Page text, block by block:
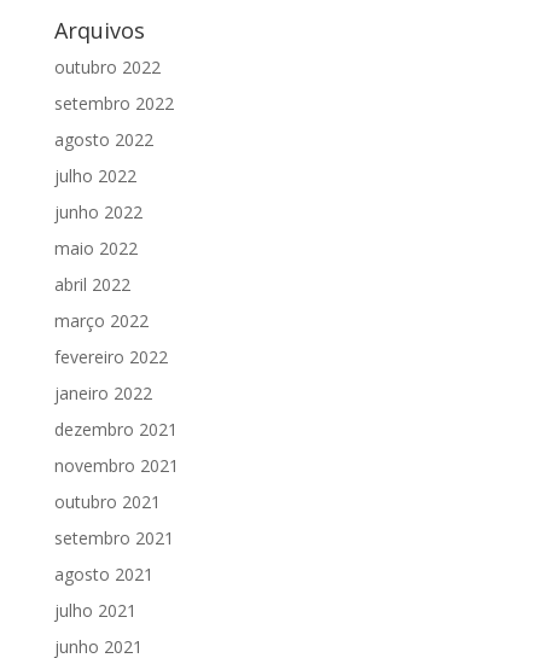
Arquivos
outubro 2022
setembro 2022
agosto 2022
julho 2022
junho 2022
maio 2022
abril 2022
março 2022
fevereiro 2022
janeiro 2022
dezembro 2021
novembro 2021
outubro 2021
setembro 2021
agosto 2021
julho 2021
junho 2021